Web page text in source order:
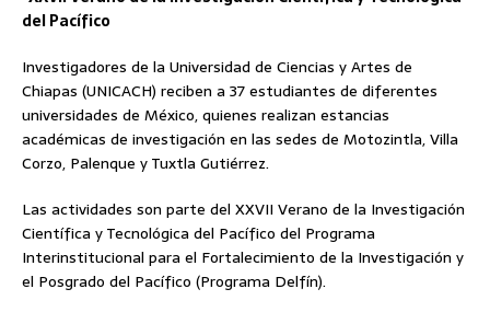
del Pacífico
Investigadores de la Universidad de Ciencias y Artes de
Chiapas (UNICACH) reciben a 37 estudiantes de diferentes
universidades de México, quienes realizan estancias
académicas de investigación en las sedes de Motozintla, Villa
Corzo, Palenque y Tuxtla Gutiérrez.
Las actividades son parte del XXVII Verano de la Investigación
Científica y Tecnológica del Pacífico del Programa
Interinstitucional para el Fortalecimiento de la Investigación y
el Posgrado del Pacífico (Programa Delfín).